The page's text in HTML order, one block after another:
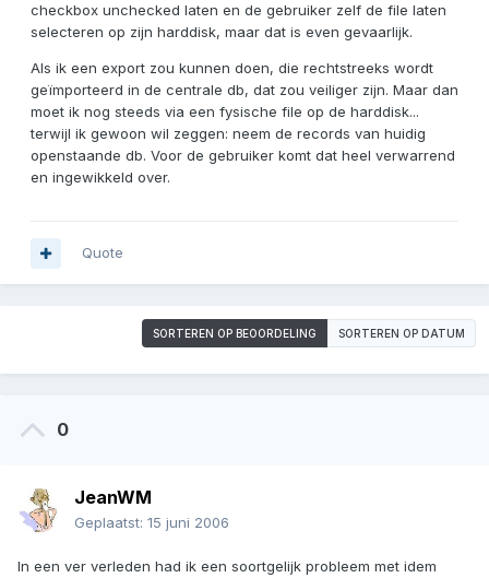
checkbox unchecked laten en de gebruiker zelf de file laten
selecteren op zijn harddisk, maar dat is even gevaarlijk.
Als ik een export zou kunnen doen, die rechtstreeks wordt
geïmporteerd in de centrale db, dat zou veiliger zijn. Maar dan
moet ik nog steeds via een fysische file op de harddisk...
terwijl ik gewoon wil zeggen: neem de records van huidig
openstaande db. Voor de gebruiker komt dat heel verwarrend
en ingewikkeld over.
Quote
SORTEREN OP BEOORDELING SORTEREN OP DATUM
0
JeanWM
Geplaatst: 15 juni 2006
In een ver verleden had ik een soortgelijk probleem met idem